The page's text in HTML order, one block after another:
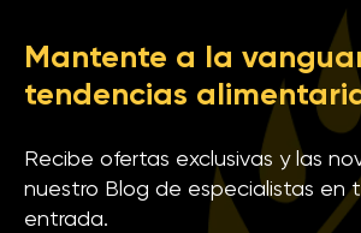
Mantente a la
tendencias
Recibe ofertas exclusivas y las
nuestro Blog de especialistas en
entrada.